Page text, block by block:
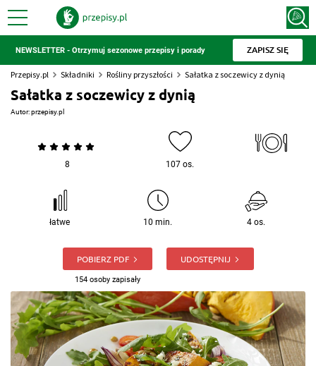
NEWSLETTER - Otrzymuj sezonowe przepisy i porady ZAPISZ SIĘ
Przepisy.pl Składniki Rośliny przyszłości Sałatka z soczewicy z dynią
Sałatka z soczewicy z dynią
Autor:przepisy.pl
8 107 os.
łatwe 10 min. 4 os.
POBIERZ PDF
154 osoby zapisały
UDOSTĘPNIJ